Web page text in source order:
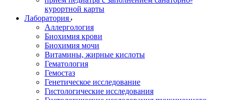
курортной карты
Лаборатория
Аллергология
Биохимия крови
Биохимия мочи
Витамины, жирные кислоты
Гематология
Гемостаз
Генетическое исследование
Гистологические исследования